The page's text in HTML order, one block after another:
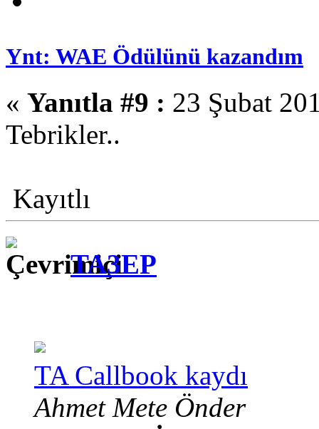
Ynt: WAE Ödülünü kazandım
« Yanıtla #9 : 23 Şubat
Tebrikler..
Kayıtlı
TA3EP
TA Callbook kaydı
Ahmet Mete Önder